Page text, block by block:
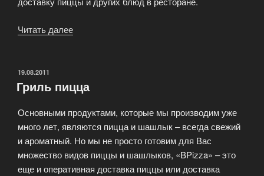
Читать далее
ОПУБЛИКОВАНО
19.08.2011
Гриль пицца
Основными продуктами, которые мы производим уже
много лет, являются пицца и шашлык – всегда свежий
и ароматный. Но мы не просто готовим для Вас
множество видов пиццы и шашлыков, «BPizza» – это
еще и оперативная доставка пиццы или доставка